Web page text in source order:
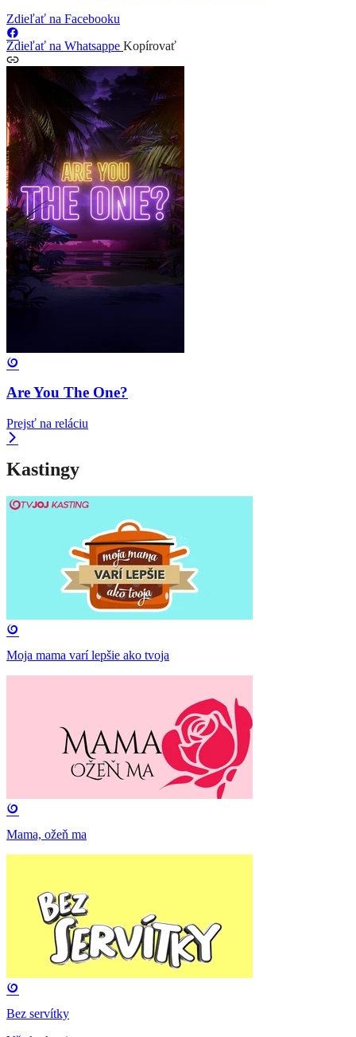
Zdieľať na Facebooku
Zdieľať na Whatsappe Kopírovať
Are You The One?
Prejsť na reláciu
Kastingy
Moja mama varí lepšie ako tvoja
Mama, ožeň ma
Bez servítky